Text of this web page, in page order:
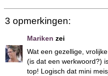
3 opmerkingen:
Mariken zei
Wat een gezellige,
(is dat een werkwoord?)
top! Logisch dat mini